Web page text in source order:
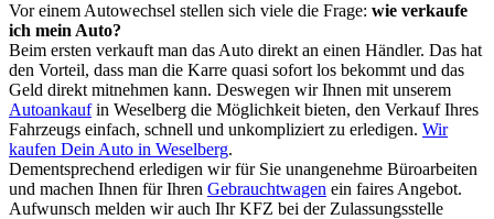
Vor einem Autowechsel stellen sich viele die Frage: wie verkaufe
ich mein Auto?
Beim ersten verkauft man das Auto direkt an einen Händler. Das hat
den Vorteil, dass man die Karre quasi sofort los bekommt und das
Geld direkt mitnehmen kann. Deswegen wir Ihnen mit unserem
Autoankaufin Weselberg die Möglichkeit bieten, den Verkauf Ihres
Fahrzeugs einfach, schnell und unkompliziert zu erledigen. Wir
kaufen Dein Auto in Weselberg.
Dementsprechend erledigen wir für Sie unangenehme Büroarbeiten
und machen Ihnen für Ihren Gebrauchtwagen ein faires Angebot.
Aufwunsch melden wir auch Ihr KFZ bei der Zulassungsstelle